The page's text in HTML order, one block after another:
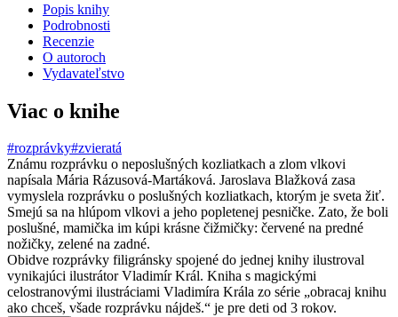
Popis knihy
Podrobnosti
Recenzie
O autoroch
Vydavateľstvo
Viac o knihe
#rozprávky#zvieratá
Známu rozprávku o neposlušných kozliatkach a zlom vlkovi
napísala Mária Rázusová-Martáková. Jaroslava Blažková zasa
vymyslela rozprávku o poslušných kozliatkach, ktorým je sveta žiť.
Smejú sa na hlúpom vlkovi a jeho popletenej pesničke. Zato, že boli
poslušné, mamička im kúpi krásne čižmičky: červené na predné
nožičky, zelené na zadné.
Obidve rozprávky filigránsky spojené do jednej knihy ilustroval
vynikajúci ilustrátor Vladimír Král. Kniha s magickými
celostranovými ilustráciami Vladimíra Krála zo série „obracaj knihu
ako chceš, všade rozprávku nájdeš.“ je pre deti od 3 rokov.